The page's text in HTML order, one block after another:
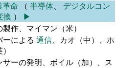
革命 （ 半導体、 デジタルコン
換 ） ▶
作、マイマン（米）
による 通信、カオ（中）、ホ
サーの発明、ボイル（加）、ス